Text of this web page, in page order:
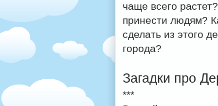
чаще всего
принести людям?
сделать из этого
города?
Загадки про
***